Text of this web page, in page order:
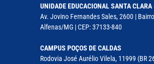
UNIDADE EDUCACIONAL SANTA
Av. Jovino Fernandes Sales, 2600 |
Alfenas/MG | CEP: 37133-840
CAMPUS POÇOS DE CALDAS
Rodovia José Aurélio Vilela, 11999 (BR